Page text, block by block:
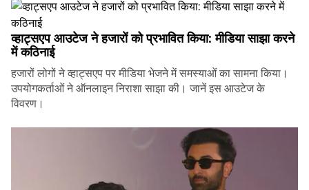
व्हाट्सएप आउटेज ने हजारों को प्रभावित किया: मीडिया साझा करने
में कठिनाई
हजारों लोगों ने व्हाट्सएप पर मीडिया भेजने में समस्याओं का सामना किया।
उपयोगकर्ताओं ने ऑनलाइन निराशा साझा की। जानें इस आउटेज के
विवरण।